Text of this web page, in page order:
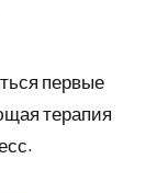
первые
терапия